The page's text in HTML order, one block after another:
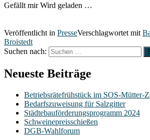
Gefällt mir Wird geladen …
Veröffentlicht in PresseVerschlagwortet mit
Broistedt
Suchen nach:
Neueste Beiträge
Betriebsrätefrühstück im SOS-Mütter-
Bedarfszuweisung für Salzgitter
Städtebauförderungsprogramm 2024
Schweinepreisschießen
DGB-Wahlforum